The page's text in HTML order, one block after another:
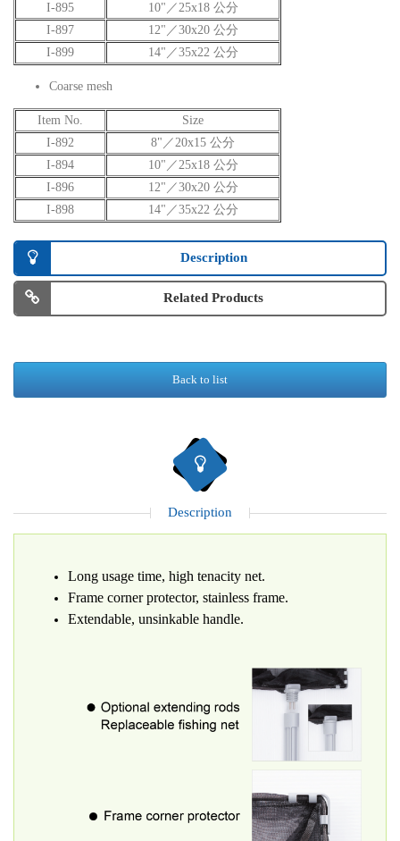
I-895
10"／25x18 公分
I-897
12"／30x20 公分
I-899
14"／35x22 公分
Coarse mesh
Item No.
Size
I-892
8"／20x15 公分
I-894
10"／25x18 公分
I-896
12"／30x20 公分
I-898
14"／35x22 公分
Description
Related Products
Back to list
Description
Long usage time, high tenacity net.
Frame corner protector, stainless frame.
Extendable, unsinkable handle.